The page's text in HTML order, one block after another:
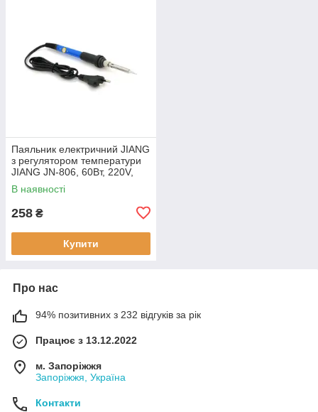
Паяльник електричний JIANG
з регулятором температури
JIANG JN-806, 60Вт, 220V,
200-450°C, OEM (JN-806)
В наявності
258 ₴
Купити
Про нас
94% позитивних з 232 відгуків за рік
Працює з 13.12.2022
м. Запоріжжя
Запоріжжя, Україна
Контакти